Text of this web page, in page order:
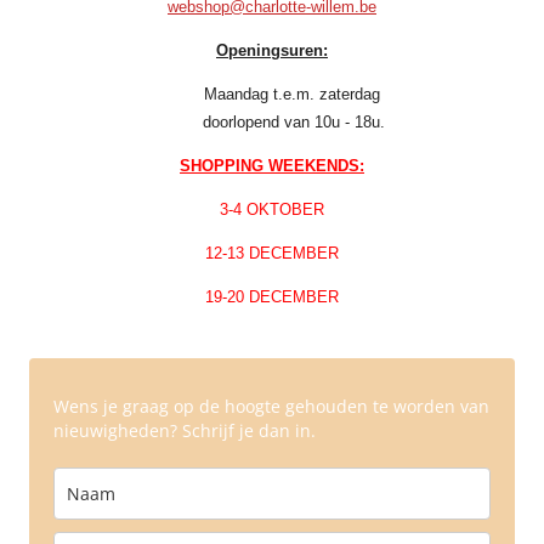
webshop@charlotte-willem.be
Openingsuren:
Maandag t.e.m. zaterdag
doorlopend van 10u - 18u.
SHOPPING WEEKENDS:
3-4 OKTOBER
12-13 DECEMBER
19-20 DECEMBER
Wens je graag op de hoogte gehouden te worden van
nieuwigheden? Schrijf je dan in.